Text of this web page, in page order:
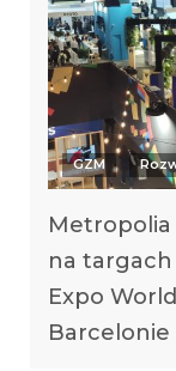
GZM
na
Expo
Barcelonie